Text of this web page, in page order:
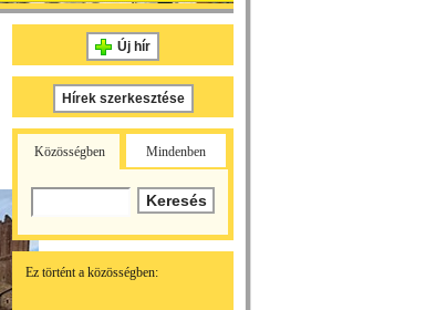
Új hír
Hírek szerkesztése
Közösségben Mindenben
Ez történt a közösségben: